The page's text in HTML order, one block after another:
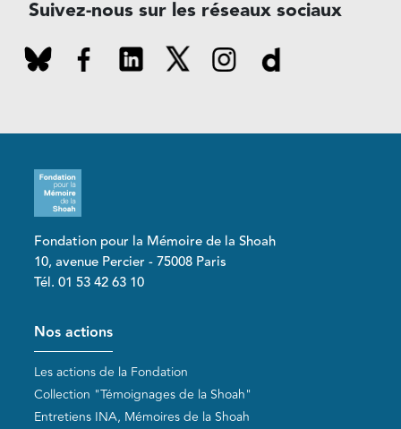
Suivez-nous sur les réseaux sociaux
Fondation pour la Mémoire de la Shoah
10, avenue Percier - 75008 Paris
Tél. 01 53 42 63 10
Pied de page
Nos actions
Les actions de la Fondation
Collection "Témoignages de la Shoah"
Entretiens INA, Mémoires de la Shoah